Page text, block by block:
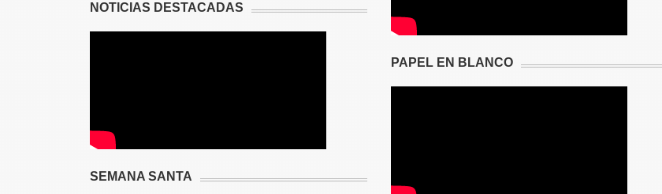
NOTICIAS DESTACADAS
SEMANA SANTA
PAPEL EN BLANCO